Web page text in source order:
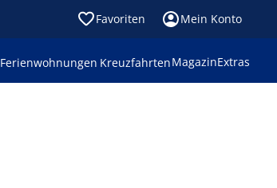
Favoriten Mein Konto
Ferienwohnungen KreuzfahrtenMagazinExtras